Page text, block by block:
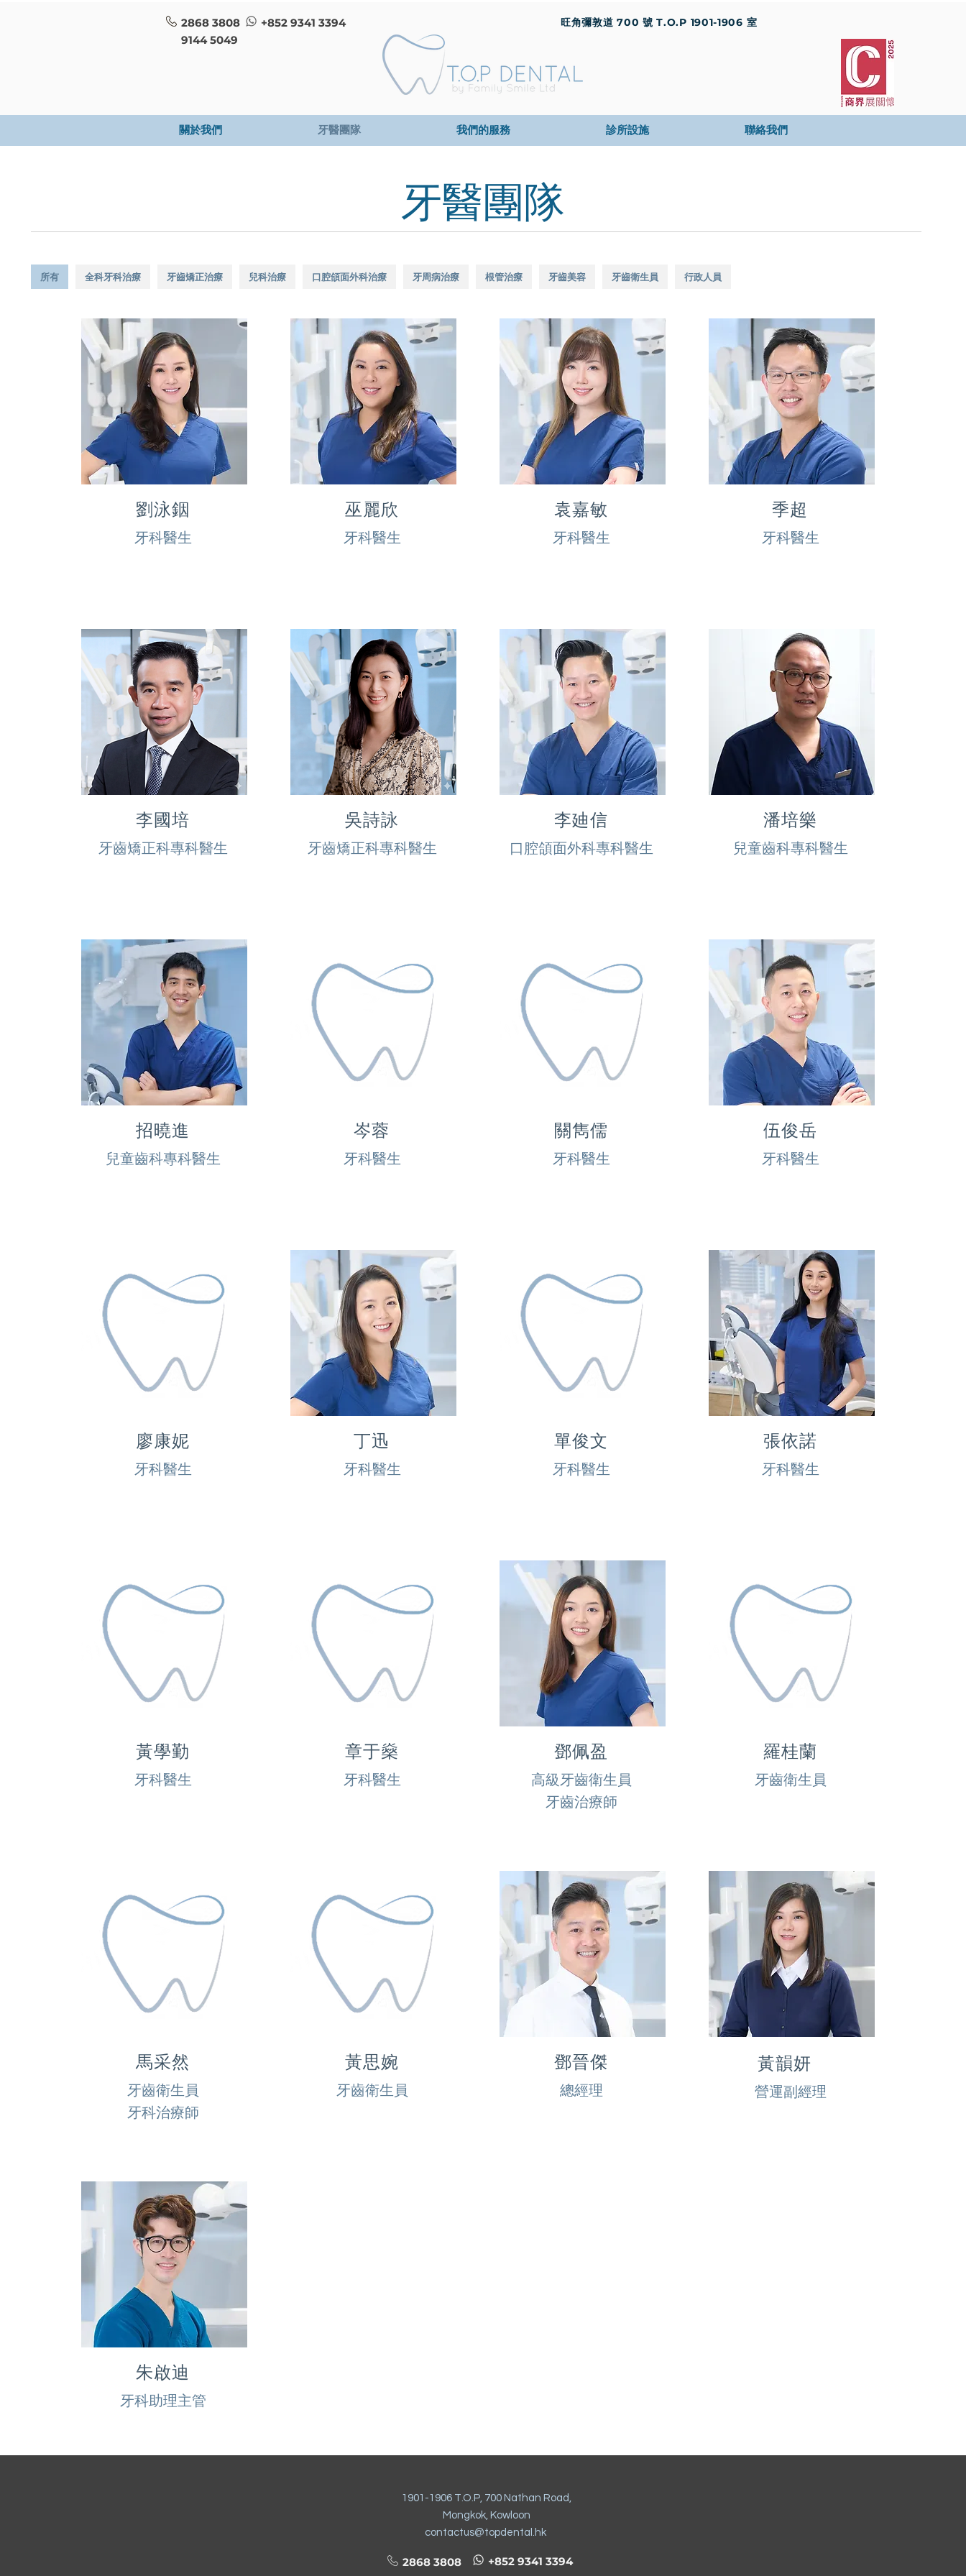
2868 3808
+852 9341 3394
9144 5049
旺角彌敦道 700 號 T.O.P 1901-1906 室
關於我們 牙醫團隊 我們的服務 診所設施 聯絡我們
牙醫團隊
所有 全科牙科治療 牙齒矯正治療 兒科治療 口腔頜面外科治療 牙周病治療 根管治療 牙齒美容 牙齒衛生員 行政人員
劉泳銦
牙科醫生
李國培
牙齒矯正科專科醫生
招曉進
兒童齒科專科醫生
廖康妮
牙科醫生
黃學勤
牙科醫生
馬采然
牙齒衛生員
牙科治療師
朱啟迪
牙科助理主管
巫麗欣
牙科醫生
吳詩詠
牙齒矯正科專科醫生
岑蓉
牙科醫生
丁迅
牙科醫生
章于燊
牙科醫生
黃思婉
牙齒衛生員
袁嘉敏
牙科醫生
李廸信
口腔頜面外科專科醫生
關雋儒
牙科醫生
單俊文
牙科醫生
鄧佩盈
高級牙齒衛生員
牙齒治療師
鄧晉傑
總經理
季超
牙科醫生
潘培樂
兒童齒科專科醫生
伍俊岳
牙科醫生
張依諾
牙科醫生
羅桂蘭
牙齒衛生員
黃韻妍
營運副經理
1901-1906 T.O.P, 700 Nathan Road,
Mongkok, Kowloon
contactus@topdental.hk
2868 3808 +852 9341 3394